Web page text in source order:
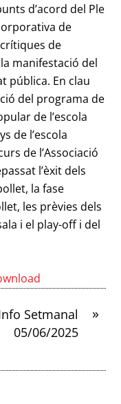
d’acord del Ple
de
de
manifestació del
pública. En clau
del programa de
de l’escola
de l’escola
de l’Associació
l’èxit dels
la fase
les prèvies dels
i el play-off i del
»
Setmanal
05/06/2025